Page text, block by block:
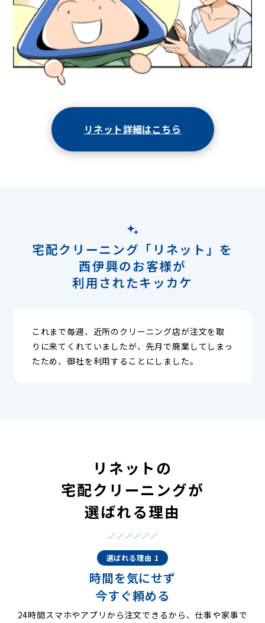
リネット詳細はこちら
宅配クリーニング「リネット」を
西伊興のお客様が
利用されたキッカケ
これまで毎週、近所のクリーニング店が注文を取
りに来てくれていましたが、先月で廃業してしまっ
たため、御社を利用することにしました。
リネットの
宅配クリーニングが
選ばれる理由
選ばれる理由 1
時間を気にせず
今すぐ頼める
24時間スマホやアプリから注文できるから、仕事や家事で